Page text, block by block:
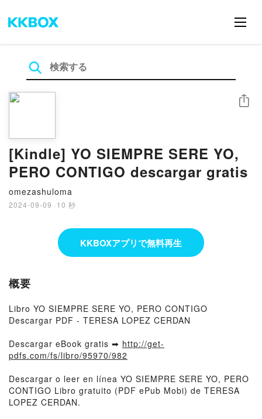
[Kindle] YO SIEMPRE SERE YO,
PERO CONTIGO descargar gratis
omezashuloma
2024-09-09 · 10 秒
シェア
KKBOXアプリで無料再生
概要
Libro YO SIEMPRE SERE YO, PERO CONTIGO
Descargar PDF - TERESA LOPEZ CERDAN
Descargar eBook gratis ➡ http://get-
pdfs.com/fs/libro/95970/982
Descargar o leer en línea YO SIEMPRE SERE YO, PERO
CONTIGO Libro gratuito (PDF ePub Mobi) de TERESA
LOPEZ CERDAN.